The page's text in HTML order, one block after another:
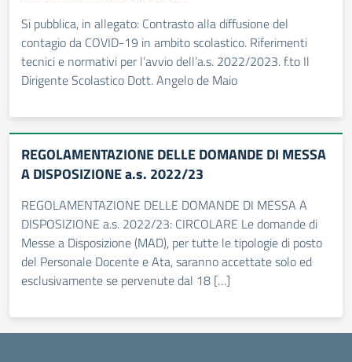
Si pubblica, in allegato: Contrasto alla diffusione del
contagio da COVID-19 in ambito scolastico. Riferimenti
tecnici e normativi per l’avvio dell’a.s. 2022/2023. f.to Il
Dirigente Scolastico Dott. Angelo de Maio
REGOLAMENTAZIONE DELLE DOMANDE DI MESSA
A DISPOSIZIONE a.s. 2022/23
REGOLAMENTAZIONE DELLE DOMANDE DI MESSA A
DISPOSIZIONE a.s. 2022/23: CIRCOLARE Le domande di
Messe a Disposizione (MAD), per tutte le tipologie di posto
del Personale Docente e Ata, saranno accettate solo ed
esclusivamente se pervenute dal 18 […]